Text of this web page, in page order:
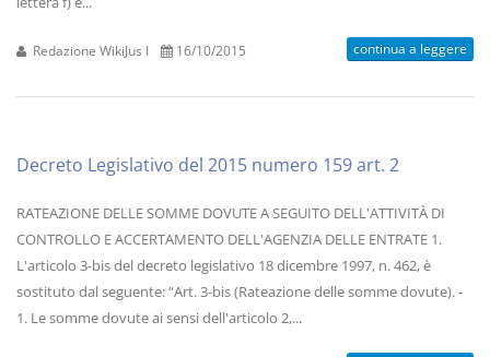
Redazione WikiJus I 16/10/2015 continua a leggere
Decreto Legislativo del 2015 numero 159 art. 2
RATEAZIONE DELLE SOMME DOVUTE A SEGUITO DELL'ATTIVITÀ DI
CONTROLLO E ACCERTAMENTO DELL'AGENZIA DELLE ENTRATE 1.
L'articolo 3-bis del decreto legislativo 18 dicembre 1997, n. 462, è
sostituto dal seguente: “Art. 3-bis (Rateazione delle somme dovute). -
1. Le somme dovute ai sensi dell'articolo 2,...